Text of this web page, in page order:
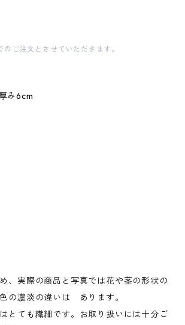
のご注文とさせていただきます。
み6cm
、実際の商品と写真では花や茎の形状の
の濃淡の違いは あります。
とても繊細です。お取り扱いには十分ご